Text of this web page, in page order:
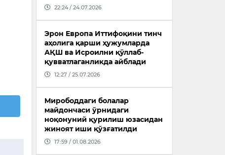
22:24 / 24.07.2026
Эрон Европа Иттифоқини тинч
аҳолига қарши ҳужумларда
АҚШ ва Исроилни қўллаб-
қувватлаганликда айблади
12:27 / 25.07.2026
Мирободдаги болалар
майдончаси ўрнидаги
ноқонуний қурилиш юзасидан
жиноят иши қўзғатилди
17:59 / 01.08.2026